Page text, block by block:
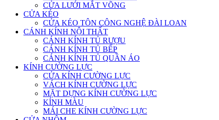
CỬA LƯỚI MẮT VÕNG
CỬA KÉO
CỬA KÉO TÔN CÔNG NGHỆ ĐÀI LOAN
CÁNH KÍNH NỘI THẤT
CÁNH KÍNH TỦ RƯỢU
CÁNH KÍNH TỦ BẾP
CÁNH KÍNH TỦ QUẦN ÁO
KÍNH CƯỜNG LỰC
CỬA KÍNH CƯỜNG LỰC
VÁCH KÍNH CƯỜNG LỰC
MẶT DỰNG KÍNH CƯỜNG LỰC
KÍNH MÀU
MÁI CHE KÍNH CƯỜNG LỰC